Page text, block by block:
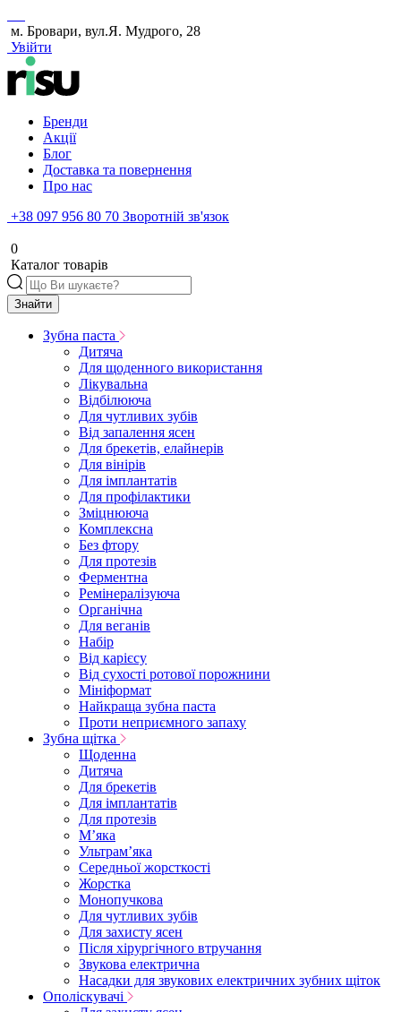
м. Бровари, вул.Я. Мудрого, 28
Увійти
Бренди
Акції
Блог
Доставка та повернення
Про нас
+38 097 956 80 70 Зворотній зв'язок
0
Каталог товарів
Знайти
Зубна паста
Дитяча
Для щоденного використання
Лікувальна
Відбілююча
Для чутливих зубів
Від запалення ясен
Для брекетів, елайнерів
Для вінірів
Для імплантатів
Для профілактики
Зміцнююча
Комплексна
Без фтору
Для протезів
Ферментна
Ремінералізуюча
Органічна
Для веганів
Набір
Від карієсу
Від сухості ротової порожнини
Мініформат
Найкраща зубна паста
Проти неприємного запаху
Зубна щітка
Щоденна
Дитяча
Для брекетів
Для імплантатів
Для протезів
Мʼяка
Ультрамʼяка
Середньої жорсткості
Жорстка
Монопучкова
Для чутливих зубів
Для захисту ясен
Після хірургічного втручання
Звукова електрична
Насадки для звукових електричних зубних щіток
Ополіскувачі